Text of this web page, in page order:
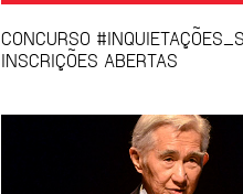
CONCURSO
INSCRIÇÕES ABERTAS